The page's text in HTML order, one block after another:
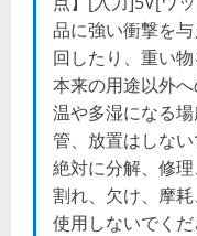
品に強い衝撃を
回したり、重い
本来の用途以外
温や多湿になる
管、放置はしな
絶対に分解、修
割れ、欠け、摩
使用しないでく